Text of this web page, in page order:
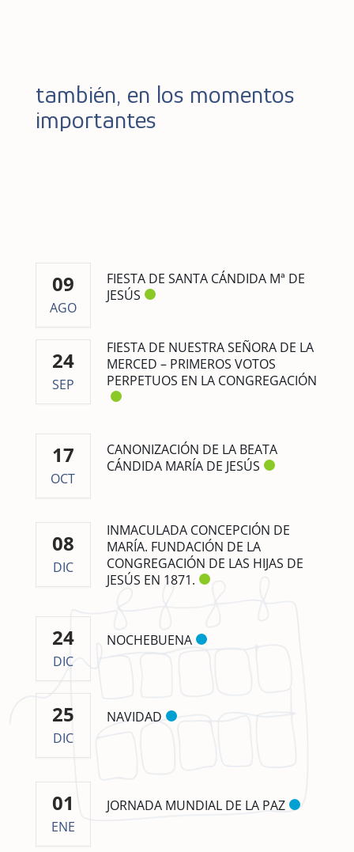
también, en los momentos
importantes
09
AGO
FIESTA DE SANTA CÁNDIDA Mª DE
JESÚS
24
SEP
FIESTA DE NUESTRA SEÑORA DE LA
MERCED – PRIMEROS VOTOS
PERPETUOS EN LA CONGREGACIÓN
17
OCT
CANONIZACIÓN DE LA BEATA
CÁNDIDA MARÍA DE JESÚS
08
DIC
INMACULADA CONCEPCIÓN DE
MARÍA. FUNDACIÓN DE LA
CONGREGACIÓN DE LAS HIJAS DE
JESÚS EN 1871.
24
DIC
NOCHEBUENA
25
DIC
NAVIDAD
01
ENE
JORNADA MUNDIAL DE LA PAZ